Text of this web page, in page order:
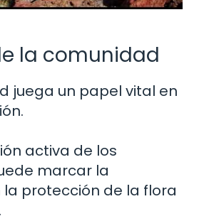
la comunidad
juega un papel vital en
activa de los
marcar la
protección de la flora